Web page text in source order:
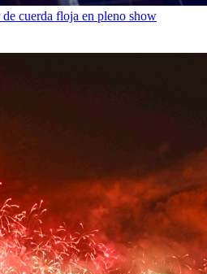
cuerda floja en pleno show